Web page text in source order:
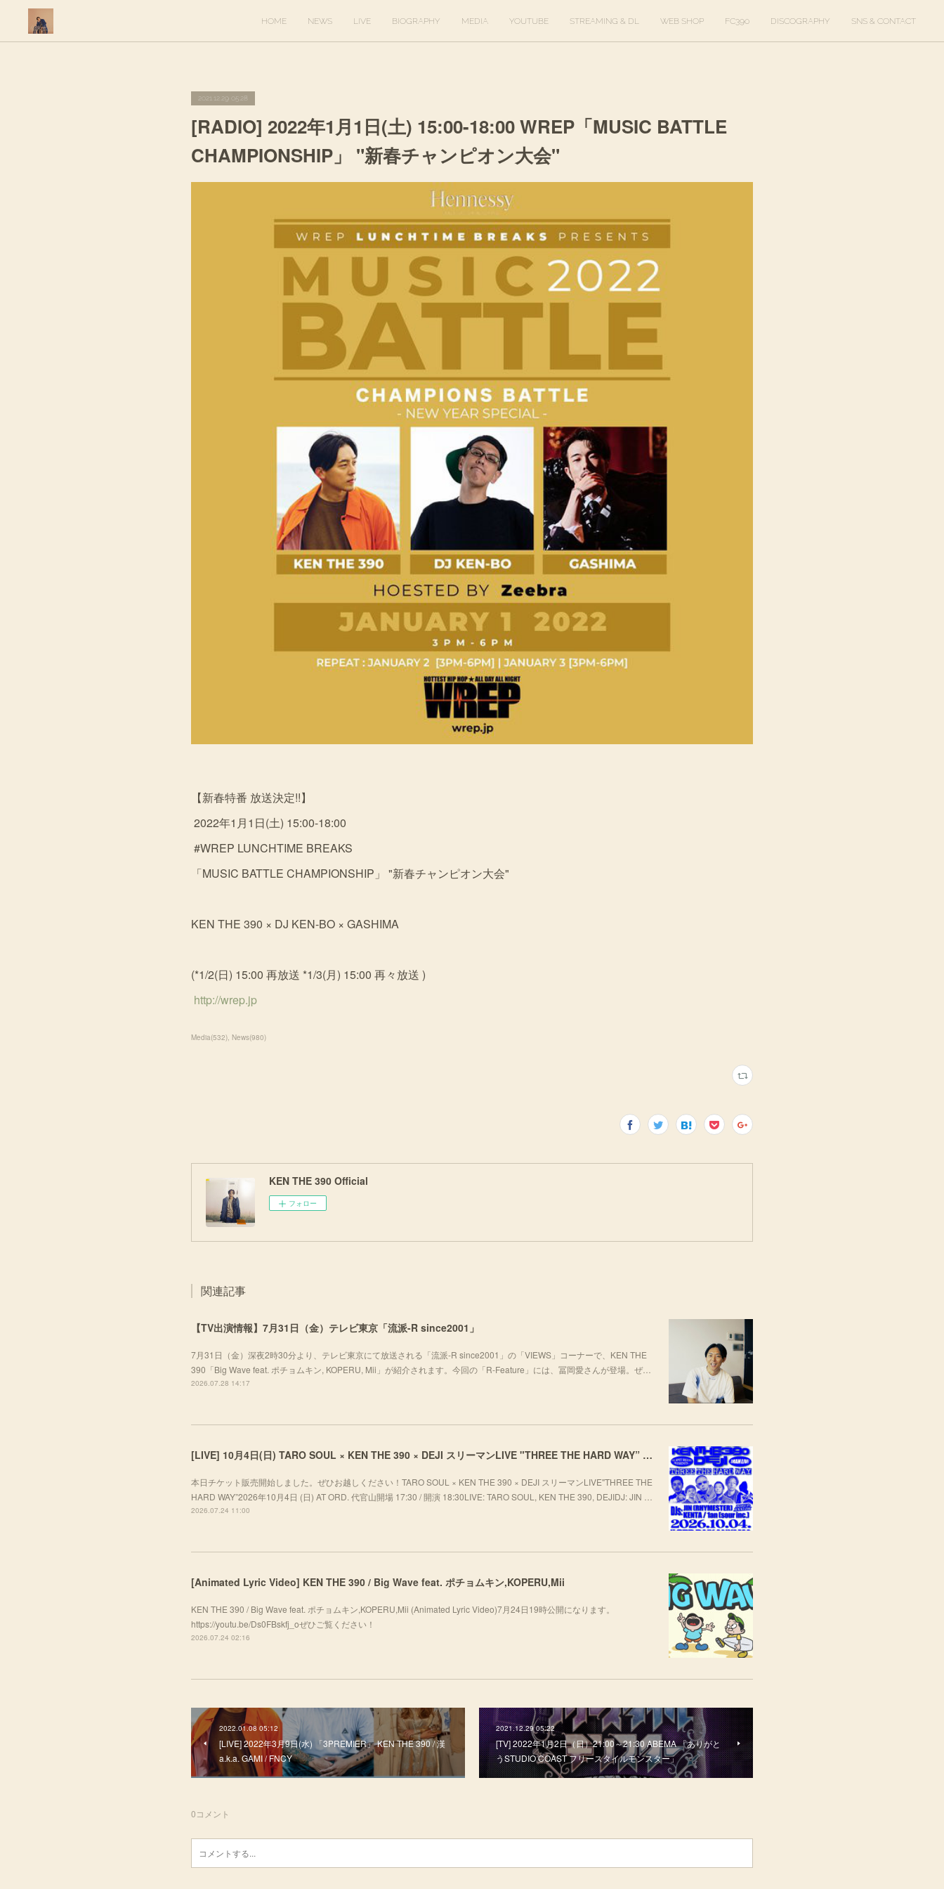
HOME NEWS LIVE BIOGRAPHY MEDIA YOUTUBE STREAMING & DL WEB SHOP FC390 DISCOGRAPHY SNS & CONTACT
2021.12.29 05:28
[RADIO] 2022年1月1日(土) 15:00-18:00 WREP「MUSIC BATTLE
CHAMPIONSHIP」 "新春チャンピオン大会"
【新春特番 放送決定!!】
2022年1月1日(土) 15:00-18:00
#WREP LUNCHTIME BREAKS
「MUSIC BATTLE CHAMPIONSHIP」 "新春チャンピオン大会"
KEN THE 390 × DJ KEN-BO × GASHIMA
(*1/2(日) 15:00 再放送 *1/3(月) 15:00 再々放送 )
http://wrep.jp
Media(532) News(980)
KEN THE 390 Official
フォロー
関連記事
【TV出演情報】7月31日（金）テレビ東京「流派-R since2001」
7月31日（金）深夜2時30分より、テレビ東京にて放送される「流派-R since2001」の「VIEWS」コーナーで、KEN THE
390「Big Wave feat. ポチョムキン, KOPERU, Mii」が紹介されます。今回の「R-Feature」には、冨岡愛さんが登場。ぜ…
2026.07.28 14:17
[LIVE] 10月4日(日) TARO SOUL × KEN THE 390 × DEJI スリーマンLIVE "THREE THE HARD WAY” @ ORD. 代官山
本日チケット販売開始しました。ぜひお越しください！TARO SOUL × KEN THE 390 × DEJI スリーマンLIVE"THREE THE
HARD WAY”2026年10月4日 (日) AT ORD. 代官山開場 17:30 / 開演 18:30LIVE: TARO SOUL, KEN THE 390, DEJIDJ: JIN …
2026.07.24 11:00
[Animated Lyric Video] KEN THE 390 / Big Wave feat. ポチョムキン,KOPERU,Mii
KEN THE 390 / Big Wave feat. ポチョムキン,KOPERU,Mii (Animated Lyric Video)7月24日19時公開になります。
https://youtu.be/Ds0FBskfj_oぜひご覧ください！
2026.07.24 02:16
2022.01.08 05:12
[LIVE] 2022年3月9日(水) 「3PREMIER」 KEN THE 390 / 漢
a.k.a. GAMI / FNCY
2021.12.29 05:22
[TV] 2022年1月2日（日）21:00～21:30 ABEMA 「ありがと
うSTUDIO COAST フリースタイルモンスター」
0コメント